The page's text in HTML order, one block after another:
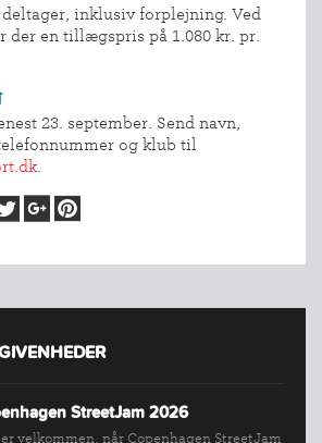
deltager, inklusiv forplejning. Ved
der en tillægspris på 1.080 kr. pr.
23. september. Send navn,
og klub til
.
StreetJam 2026
velkommen, når Copenhagen StreetJam